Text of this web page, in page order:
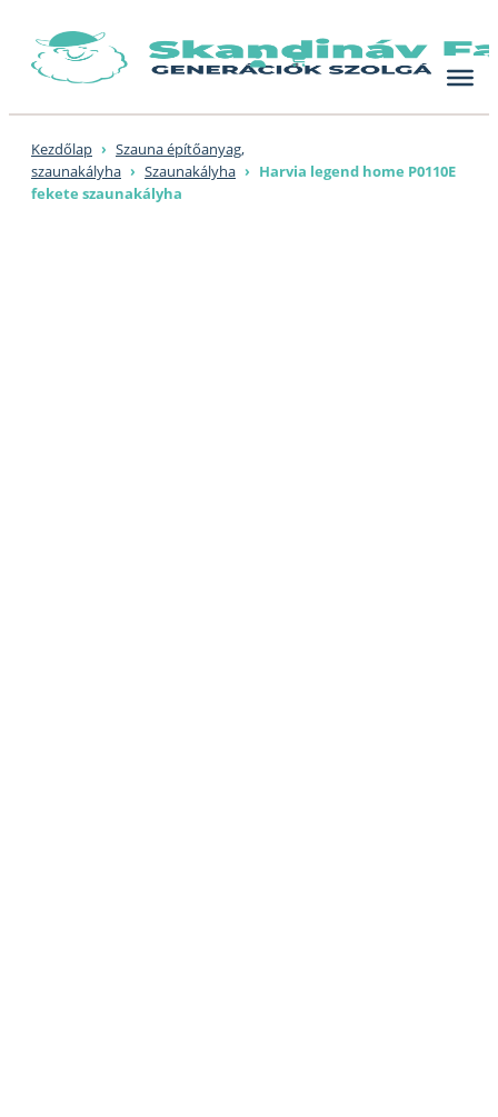
content
Kezdőlap › Szauna építőanyag,
szaunakályha › Szaunakályha › Harvia legend home P0110E
fekete szaunakályha